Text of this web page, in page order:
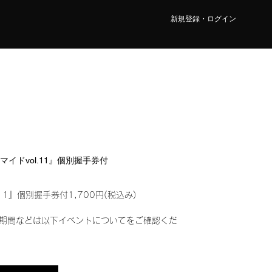
新規登録・ログイン
イドvol.11』個別握手券付
』個別握手券付1,700円(税込み)
間などは以下イベントについてをご確認くだ